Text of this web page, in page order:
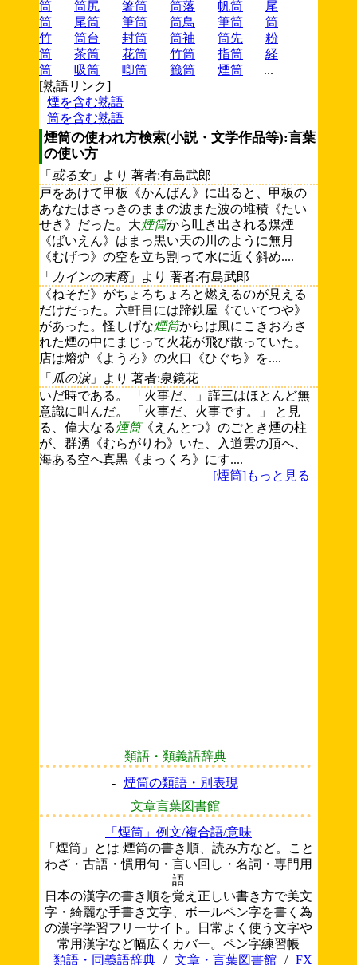
筒
筒尻 箸筒 筒落 帆筒
尾
筒
尾筒 筆筒 筒鳥 筆筒
筒
竹
筒台 封筒 筒袖 筒先
粉
筒
茶筒 花筒 竹筒 指筒
経
筒
吸筒 喞筒 籤筒 煙筒
...
[熟語リンク]
煙を含む熟語
筒を含む熟語
煙筒の使われ方検索(小説・文学作品等):言葉
の使い方
「 或る女」より 著者:有島武郎
戸をあけて甲板《かんばん》に出ると、甲板の
あなたはさっきのままの波また波の堆積《たい
せき》だった。大煙筒から吐き出される煤煙
《ばいえん》はまっ黒い天の川のように無月
《むげつ》の空を立ち割って水に近く斜め....
「 カインの末裔」より 著者:有島武郎
《ねそだ》がちょろちょろと燃えるのが見える
だけだった。六軒目には蹄鉄屋《ていてつや》
があった。怪しげな煙筒からは風にこきおろさ
れた煙の中にまじって火花が飛び散っていた。
店は熔炉《ようろ》の火口《ひぐち》を....
「 瓜の涙」より 著者:泉鏡花
いだ時である。 「火事だ、」謹三はほとんど無
意識に叫んだ。 「火事だ、火事です。」 と見
る、偉大なる煙筒《えんとつ》のごとき煙の柱
が、群湧《むらがりわ》いた、入道雲の頂へ、
海ある空へ真黒《まっくろ》にす....
[煙筒]もっと見る
類語・類義語辞典
-
煙筒の類語・別表現
文章言葉図書館
「煙筒」例文/複合語/意味
「煙筒」とは 煙筒の書き順、読み方など。こと
わざ・古語・慣用句・言い回し・名詞・専門用
語
日本の漢字の書き順を覚え正しい書き方で美文
字・綺麗な手書き文字、ボールペン字を書く為
の漢字学習フリーサイト。日常よく使う文字や
常用漢字など幅広くカバー。ペン字練習帳
類語・同義語辞典
/ 文章・言葉図書館 / FX